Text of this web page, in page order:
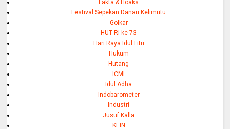
Fakta & Hoaks
Festival Sepekan Danau Kelimutu
Golkar
HUT RI ke 73
Hari Raya Idul Fitri
Hukum
Hutang
ICMI
Idul Adha
Indobarometer
Industri
Jusuf Kalla
KEIN